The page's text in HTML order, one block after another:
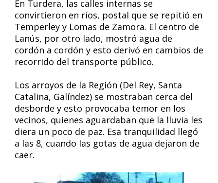
En Turdera, las calles internas se
convirtieron en ríos, postal que se repitió en
Temperley y Lomas de Zamora. El centro de
Lanús, por otro lado, mostró agua de
cordón a cordón y esto derivó en cambios de
recorrido del transporte público.
Los arroyos de la Región (Del Rey, Santa
Catalina, Galíndez) se mostraban cerca del
desborde y esto provocaba temor en los
vecinos, quienes aguardaban que la lluvia les
diera un poco de paz. Esa tranquilidad llegó
a las 8, cuando las gotas de agua dejaron de
caer.